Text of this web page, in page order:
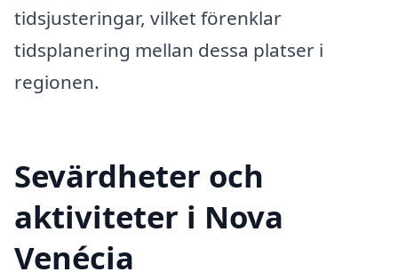
tidsjusteringar, vilket förenklar
tidsplanering mellan dessa platser i
regionen.
Sevärdheter och
aktiviteter i Nova
Venécia